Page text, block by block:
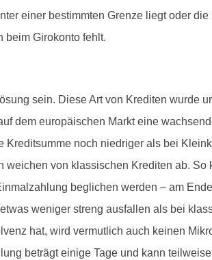
einer bestimmten Grenze liegt oder
beim Girokonto fehlt.
sein. Diese Art von Krediten wurde
dem europäischen Markt eine
noch niedriger als bei
von klassischen Krediten ab.
beglichen werden – am
weniger streng ausfallen als bei
hat, wird vermutlich auch keinen
beträgt einige Tage und kann